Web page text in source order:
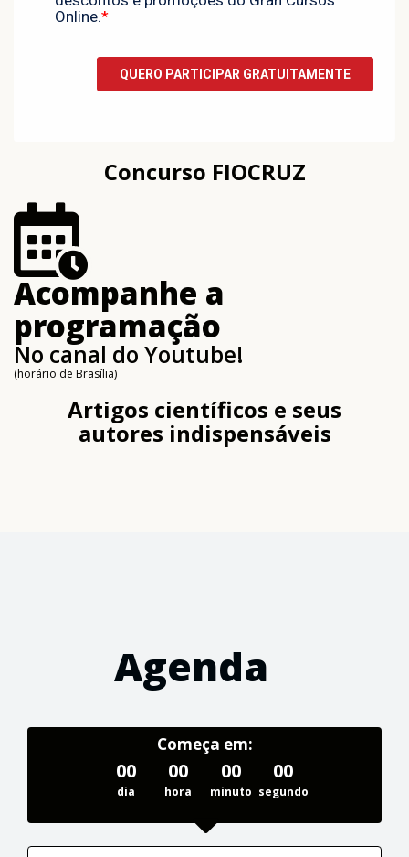
Concurso FIOCRUZ
Acompanhe a
programação
No canal do Youtube!
(horário de Brasília)
Artigos científicos e seus
autores indispensáveis
Agenda
Começa em:
00
dia
00
hora
00
minuto
00
segundo